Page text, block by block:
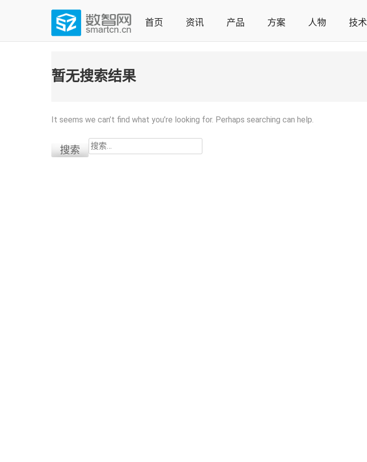
(Press
数智网
智能家居第一资讯门户 | 智能家居系统，智能家居产品，智能家居解决方案，智能家居技术应用，智能家居行
首页 资讯 产品 方案 人物 技术
暂无搜索结果
It seems we can’t find what you’re looking for. Perhaps searching can help.
搜
索：